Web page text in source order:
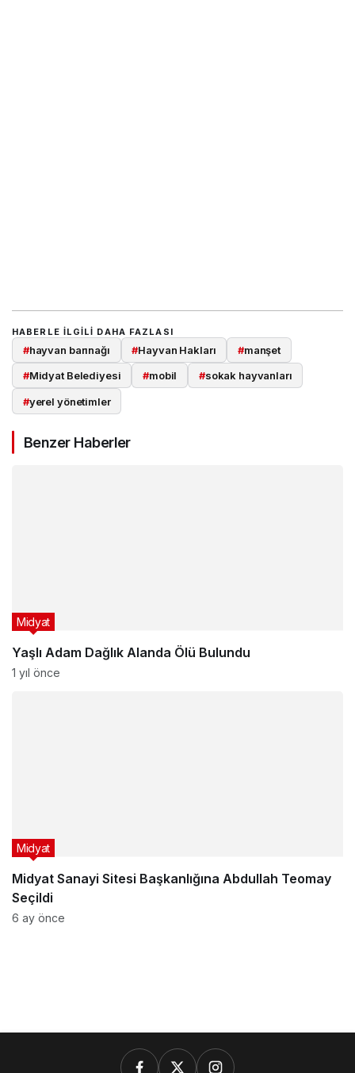
HABERLE ILGILI DAHA FAZLASI
#hayvan barınağı #Hayvan Hakları #manşet
#Midyat Belediyesi #mobil #sokak hayvanları
#yerel yönetimler
Benzer Haberler
Yaşlı Adam Dağlık Alanda Ölü Bulundu
Midyat
1 yıl önce
Midyat Sanayi Sitesi Başkanlığına Abdullah Teomay
Seçildi
Midyat
6 ay önce